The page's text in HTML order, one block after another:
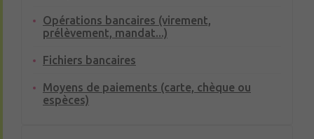
Opérations bancaires (virement,
prélèvement, mandat...)
Fichiers bancaires
Moyens de paiements (carte, chèque ou
espèces)